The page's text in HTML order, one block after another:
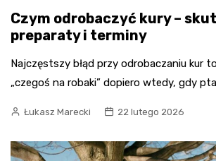
Czym odrobaczyć kury –
preparaty i terminy
Najczęstszy błąd przy odrobaczaniu kur
„czegoś na robaki” dopiero wtedy, gdy
Łukasz Marecki 22 lutego 2026